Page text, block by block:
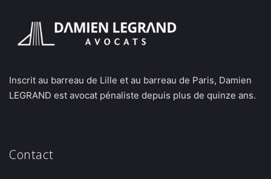
Inscrit au barreau de Lille et au barreau de Paris, Damien
LEGRAND est avocat pénaliste depuis plus de quinze ans.
Contact